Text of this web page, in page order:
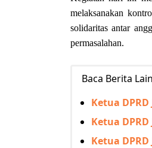
melaksanakan
solidaritas antar
permasalahan.
Baca Berita
Ketua
Ketua
Ketua